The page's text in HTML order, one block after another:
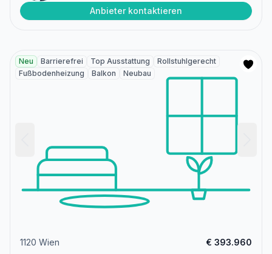
Anbieter kontaktieren
Neu Barrierefrei Top Ausstattung
Rollstuhlgerecht
Fußbodenheizung
Balkon Neubau
1120 Wien € 393.960